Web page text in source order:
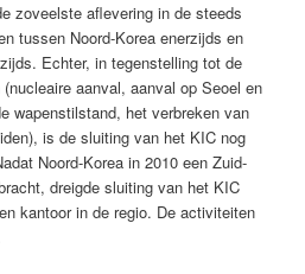
zoveelste aflevering in de steeds
tussen Noord-Korea enerzijds en
Echter, in tegenstelling tot de
aanval, aanval op Seoel en
wapenstilstand, het verbreken van
is de sluiting van het KIC nog
Noord-Korea in 2010 een Zuid-
dreigde sluiting van het KIC
kantoor in de regio. De activiteiten